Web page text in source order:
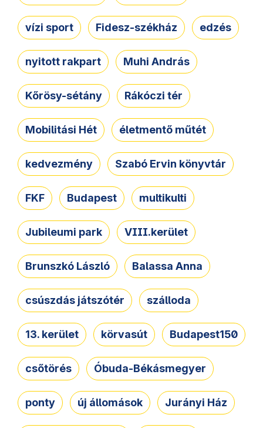
vízi sport Fidesz-székház edzés
nyitott rakpart Muhi András
Kőrösy-sétány Rákóczi tér
Mobilitási Hét életmentő műtét
kedvezmény Szabó Ervin könyvtár
FKF Budapest multikulti
Jubileumi park VIII.kerület
Brunszkó László Balassa Anna
csúszdás játszótér szálloda
13. kerület körvasút Budapest150
csőtörés Óbuda-Békásmegyer
ponty új állomások Jurányi Ház